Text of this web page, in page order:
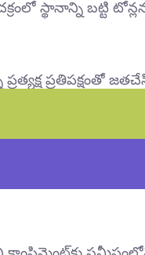
స్థానాన్ని బట్టి
ప్రత్యక్ష ప్రతిపక్షంతో